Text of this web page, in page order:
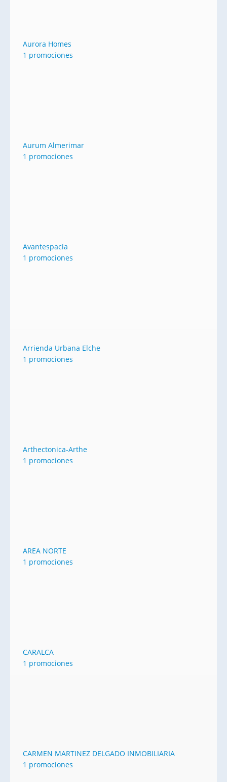
Aurora Homes
1 promociones
Aurum Almerimar
1 promociones
Avantespacia
1 promociones
Arrienda Urbana Elche
1 promociones
Arthectonica-Arthe
1 promociones
AREA NORTE
1 promociones
CARALCA
1 promociones
CARMEN MARTINEZ DELGADO INMOBILIARIA
1 promociones